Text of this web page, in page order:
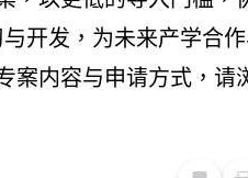
开发，为未来产学合作
案内容与申请方式，请